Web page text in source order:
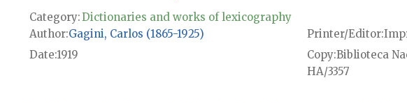
Category:Dictionaries and works of lexicography
Author Gagini, Carlos (1865-1925) Printer/Editor
Date1919 Copy Biblioteca
HA/3357